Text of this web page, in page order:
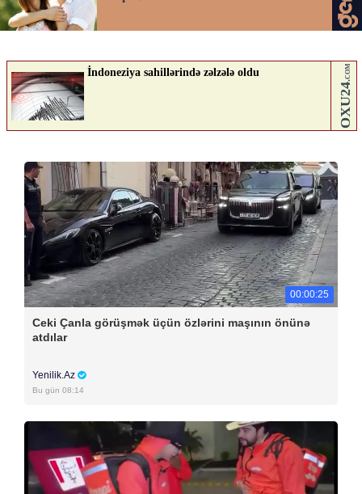
00:00:25
Ceki Çanla görüşmək üçün özlərini maşının önünə
atdılar
Yenilik.Az
Bu gün 08:14